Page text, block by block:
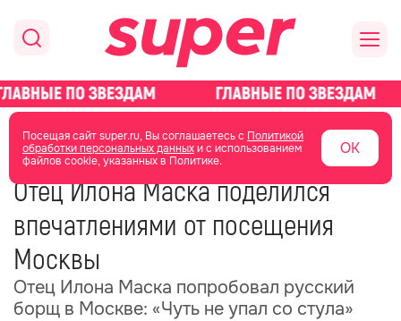
Посещая сайт super.ru, Вы соглашаетесь с Политикой
обработки персональных данныхи с использованием
файлов cookie, указанных в Политике.
ОК
главная общество
09 июня 2025 23:57
Отец Илона Маска поделился
впечатлениями от посещения
Москвы
Отец Илона Маска попробовал русский
борщ в Москве: «Чуть не упал со стула»